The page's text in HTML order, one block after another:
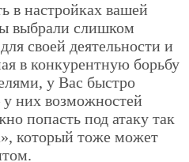
в настройках вашей
выбрали слишком
своей деятельности и
в конкурентную борьбу
у Вас быстро
них возможностей
попасть под атаку так
который тоже может